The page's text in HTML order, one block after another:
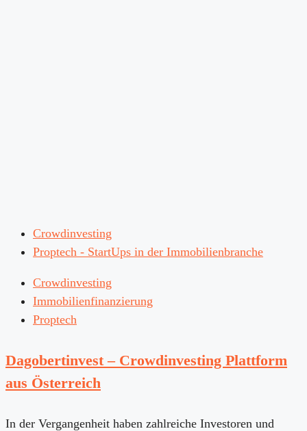
Crowdinvesting
Proptech - StartUps in der Immobilienbranche
Crowdinvesting
Immobilienfinanzierung
Proptech
Dagobertinvest – Crowdinvesting Plattform
aus Österreich
In der Vergangenheit haben zahlreiche Investoren und